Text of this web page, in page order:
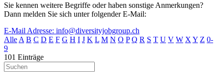
Sie kennen weitere Begriffe oder haben sonstige Anmerkungen?
Dann melden Sie sich unter folgender E-Mail:
E-Mail Adresse: info@diversityjobgroup.ch
Alle A B C D E F G H I J K L M N O P Q R S T U V W X Y Z 0-
9
101 Einträge